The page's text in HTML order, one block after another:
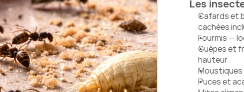
Les
Cafards et
cachées
Fourmis —
Guêpes et
hauteur
Puces et